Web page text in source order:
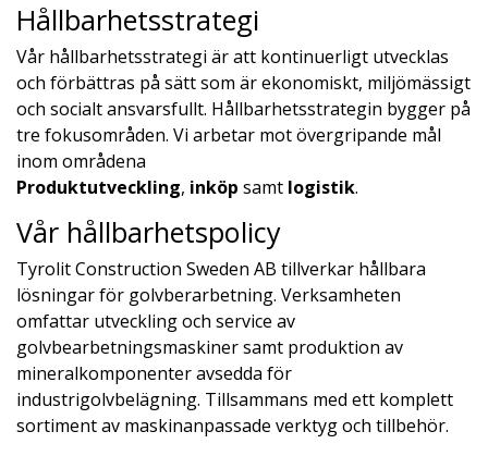
Hållbarhetsstrategi
Vår hållbarhetsstrategi är att kontinuerligt utvecklas
och förbättras på sätt som är ekonomiskt, miljömässigt
och socialt ansvarsfullt. Hållbarhetsstrategin bygger på
tre fokusområden. Vi arbetar mot övergripande mål
inom områdena
Produktutveckling, inköp samt logistik.
Vår hållbarhetspolicy
Tyrolit Construction Sweden AB tillverkar hållbara
lösningar för golvberarbetning. Verksamheten
omfattar utveckling och service av
golvbearbetningsmaskiner samt produktion av
mineralkomponenter avsedda för
industrigolvbelägning. Tillsammans med ett komplett
sortiment av maskinanpassade verktyg och tillbehör.